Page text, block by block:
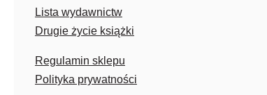
Lista wydawnictw
Drugie życie książki
Regulamin sklepu
Polityka prywatności